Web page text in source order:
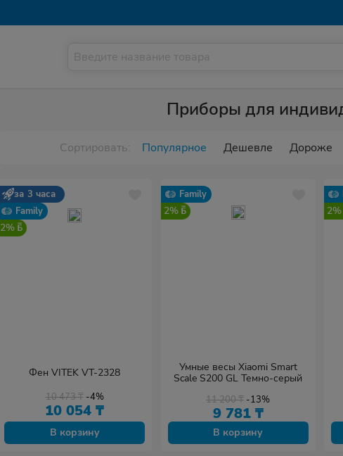
Приборы для
Сортировать: Популярное Дешевле Дороже
за 3 часа
Family
2%
Фен VITEK VT-2328
10 473₸ -4%
10 054 ₸
В корзину
Family
2%
Умные весы Xiaomi Smart
Scale S200 GL Темно-серый
11 200₸ -13%
9 781 ₸
В корзину
2%